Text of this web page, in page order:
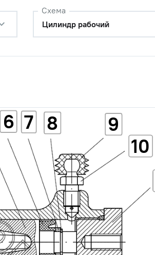
Схема
Цилиндр рабочий
6 7 8
9
10